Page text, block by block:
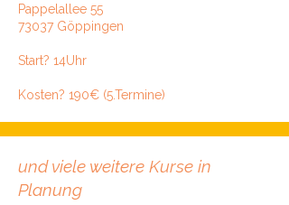
Pappelallee 55
73037 Göppingen
Start? 14Uhr
Kosten? 190€ (5.Termine)
und viele weitere Kurse in
Planung